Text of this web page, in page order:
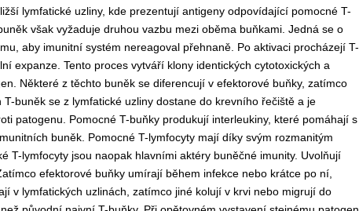
lymfatické uzliny, kde prezentují antigeny odpovídající pomocné T-
však vyžaduje druhou vazbu mezi oběma buňkami. Jedná se o
aby imunitní systém nereagoval přehnaně. Po aktivaci procházejí T-
expanze. Tento proces vytváří klony identických cytotoxických a
Některé z těchto buněk se diferencují v efektorové buňky, zatímco
buněk se z lymfatické uzliny dostane do krevního řečiště a je
patogenu. Pomocné T-buňky produkují interleukiny, které pomáhají s
buněk. Pomocné T-lymfocyty mají díky svým rozmanitým
T-lymfocyty jsou naopak hlavními aktéry buněčné imunity. Uvolňují
efektorové buňky umírají během infekce nebo krátce po ní,
v lymfatických uzlinách, zatímco jiné kolují v krvi nebo migrují do